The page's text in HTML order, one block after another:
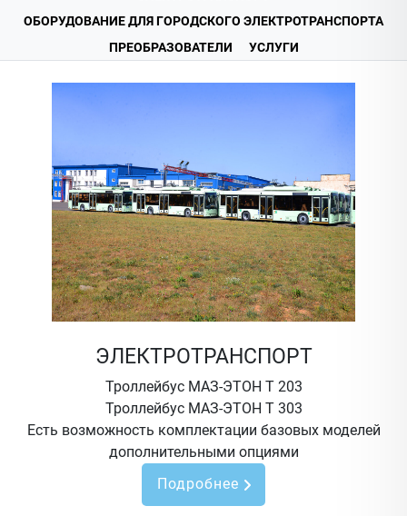
ОБОРУДОВАНИЕ ДЛЯ ГОРОДСКОГО ЭЛЕКТРОТРАНСПОРТА
ПРЕОБРАЗОВАТЕЛИ
УСЛУГИ
ЭЛЕКТРОТРАНСПОРТ
Троллейбус МАЗ-ЭТОН Т 203
Троллейбус МАЗ-ЭТОН Т 303
Есть возможность комплектации базовых моделей
дополнительными опциями
Подробнее